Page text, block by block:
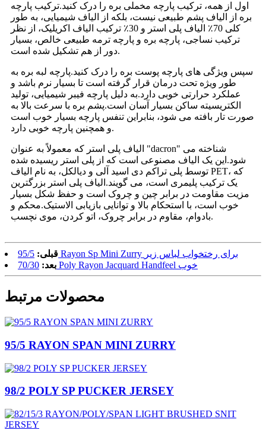
اول از همه، ترکیب پارچه مخملی بره را درک کنید.ترکیب پارچه
بره از الیاف پشم طبیعی نیست، بلکه از الیاف شیمیایی، به طور
کلی 70٪ الیاف پلی استر و 30٪ ترکیب الیاف اکریلیک، از نظر
ترکیب نساجی، پارچه بره و پارچه ترمه طبیعی خالص، بسیار
دور از هم تشکیل شده است.
سپس ویژگی های پارچه پوست بره را درک کنید.پارچه لبه بره به
طور ویژه تحت درمان قرار گرفته است تا بسیار نرم باشد و
عملکرد حرارتی خوبی دارد.به دلیل پارچه فیبر شیمیایی، تولید
الکتریسیته ساکن بسیار آسان است.پشم بره با سرعت بالا به
صورت تار بافته می شود، بنابراین تنفس پارچه بسیار خوب است
و همچنین پارچه خوبی دارد.
الیاف پلی استر که معمولاً به عنوان "dacron" شناخته می
شود.این یک الیاف مصنوعی است که از پلی استر ریسیده شده
توسط پلی تراکم دی اسید آلی و دیالکل، به نام الیاف PET، که
یک ترکیب پلیمری است، می گویند.الیاف پلی استر بزرگترین
مزیت مقاومت در برابر چین و چروک است و حفظ شکل بسیار
خوب است، با استحکام بالا و توانایی بازیابی الاستیک.محکم و
بادوام، مقاوم در برابر چروک، اتو کردن، موی نچسب.
قبلی:
95/5 Rayon Sp Mini Zurry برای رختخواب لباس زیر
بعد:
70/30 Poly Rayon Jacquard Handfeel خوب
محصولات مرتبط
95/5 RAYON SPAN MINI ZURRY
98/2 POLY SP PUCKER JERSEY